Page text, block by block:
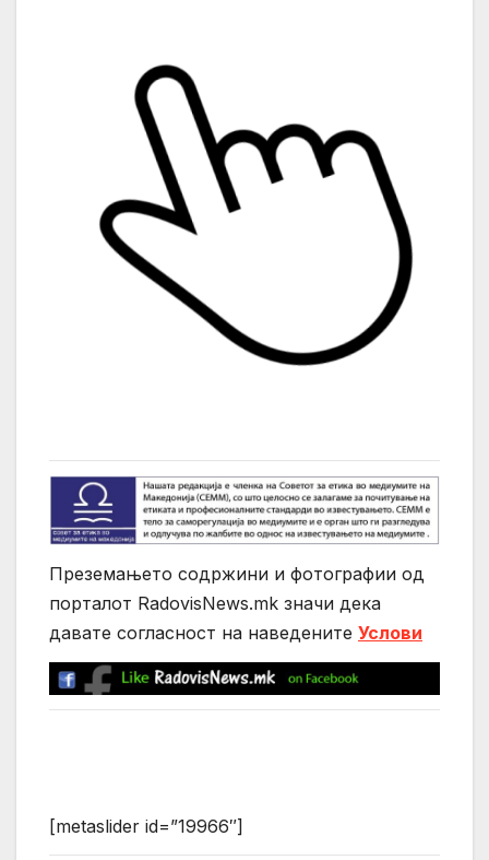
Преземањето содржини и фотографии од
порталот RadovisNews.mk значи дека
давате согласност на нaведените Услови
[metaslider id=”19966″]